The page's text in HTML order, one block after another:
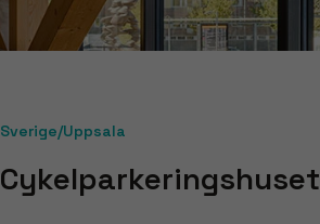
Sverige/Uppsala
Cykelparkeringshuset